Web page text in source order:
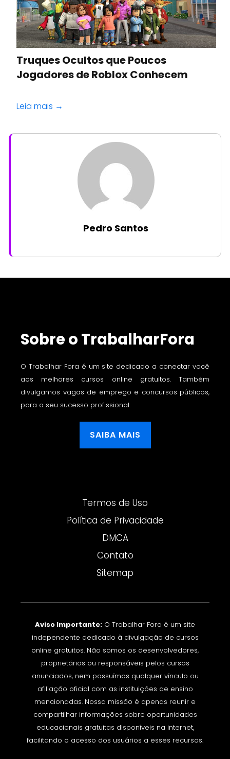
Truques Ocultos que Poucos
Jogadores de Roblox Conhecem
Leia mais →
Pedro Santos
Sobre o TrabalharFora
O Trabalhar Fora é um site dedicado a conectar você
aos melhores cursos online gratuitos. Também
divulgamos vagas de emprego e concursos públicos,
para o seu sucesso profissional.
SAIBA MAIS
Termos de Uso
Política de Privacidade
DMCA
Contato
Sitemap
Aviso Importante: O Trabalhar Fora é um site
independente dedicado à divulgação de cursos
online gratuitos. Não somos os desenvolvedores,
proprietários ou responsáveis pelos cursos
anunciados, nem possuímos qualquer vínculo ou
afiliação oficial com as instituições de ensino
mencionadas. Nossa missão é apenas reunir e
compartilhar informações sobre oportunidades
educacionais gratuitas disponíveis na internet,
facilitando o acesso dos usuários a esses recursos.